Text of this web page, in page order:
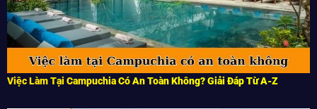
Việc Làm Tại Campuchia Có An Toàn Không? Giải Đáp Từ A-Z